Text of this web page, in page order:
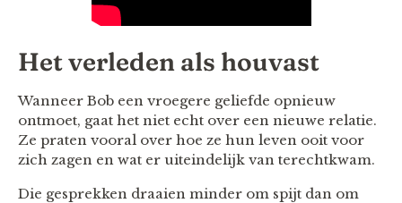
Het verleden als houvast
Wanneer Bob een vroegere geliefde opnieuw
ontmoet, gaat het niet echt over een nieuwe relatie.
Ze praten vooral over hoe ze hun leven ooit voor
zich zagen en wat er uiteindelijk van terechtkwam.
Die gesprekken draaien minder om spijt dan om